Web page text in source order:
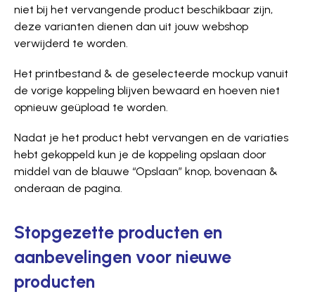
niet bij het vervangende product beschikbaar zijn,
deze varianten dienen dan uit jouw webshop
verwijderd te worden.
Het printbestand & de geselecteerde mockup vanuit
de vorige koppeling blijven bewaard en hoeven niet
opnieuw geüpload te worden.
Nadat je het product hebt vervangen en de variaties
hebt gekoppeld kun je de koppeling opslaan door
middel van de blauwe “Opslaan” knop, bovenaan &
onderaan de pagina.
Stopgezette producten en
aanbevelingen voor nieuwe
producten